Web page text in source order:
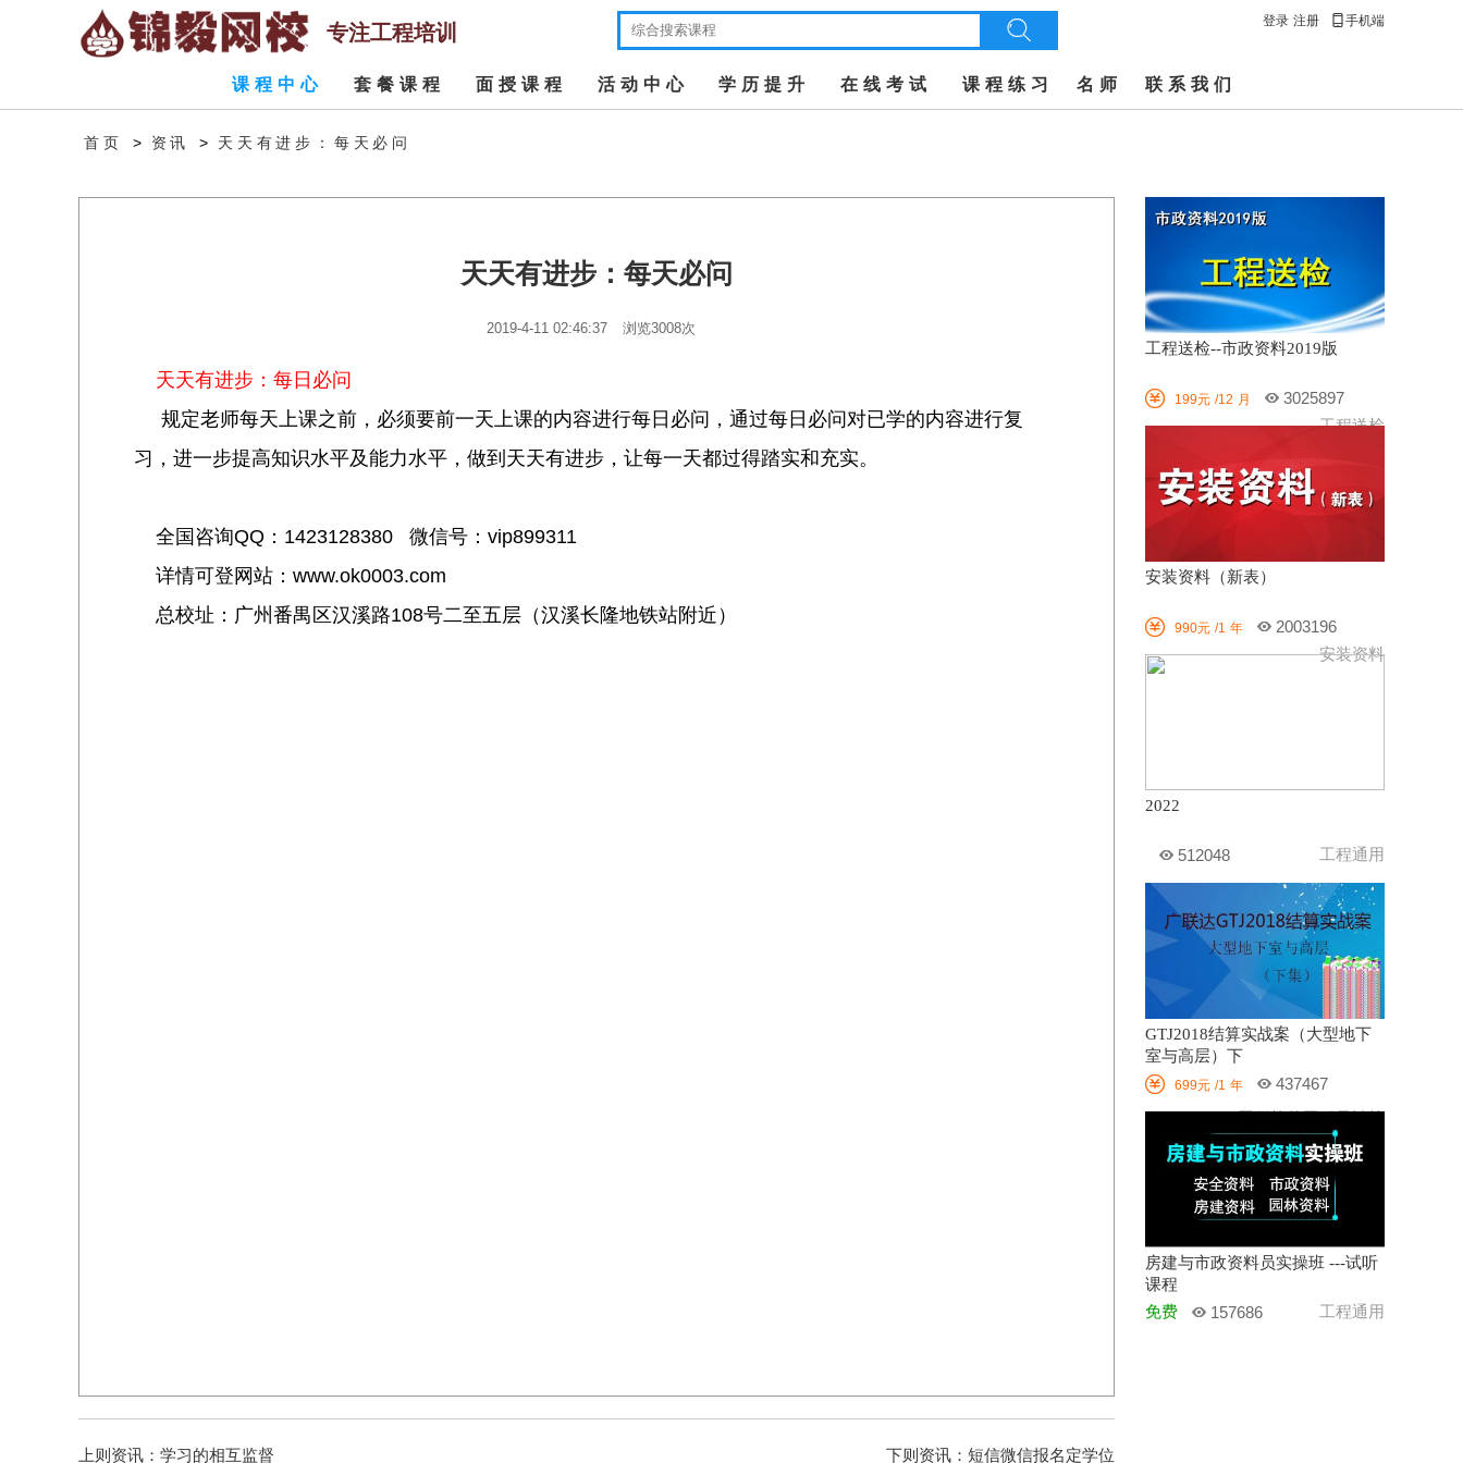
专注工程培训
 手机端
登录 注册

课程中心 套餐课程 面授课程 活动中心 学历提升 在线考试 课程练习 名师 联系我们
首页 > 资讯 > 天天有进步：每天必问
天天有进步：每天必问
2019-4-11 02:46:37 浏览3008次
天天有进步：每日必问
规定老师每天上课之前，必须要前一天上课的内容进行每日必问，通过每日必问对已学的内容进行复
习，进一步提高知识水平及能力水平，做到天天有进步，让每一天都过得踏实和充实。
全国咨询QQ： 1423128380 微信号：vip899311
详情可登网站：www.ok0003.com
总校址：广州番禺区汉溪路108号二至五层（汉溪长隆地铁站附近）
工程送检--市政资料2019版
 199元 /12 月
3025897
工程送检
安装资料（新表）
 990元 /1 年
2003196
安装资料
2022
512048 工程通用
GTJ2018结算实战案（大型地下
室与高层）下
 699元 /1 年
437467
图形软件工程量计算
房建与市政资料员实操班 ---试听
课程
免费 157686 工程通用
上则资讯： 学习的相互监督 下则资讯： 短信微信报名定学位